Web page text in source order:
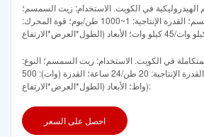
في الكويت. الاستخدام: زيت السمسم؛
النوع: آلة عصر زيت السمسم؛ القدرة الإنتاجية: 1~1000 طن/يوم؛ قوة المحرك:
في الكويت. الاستخدام: زيت السمسم؛ النوع:
آلة عصر زيت السمسم؛ القدرة الإنتاجية: 20 طن/24 ساعة؛ القدرة (وات): 500
واط؛ الأبعاد (الطول*العرض*الارتفاع):
احصل على السعر